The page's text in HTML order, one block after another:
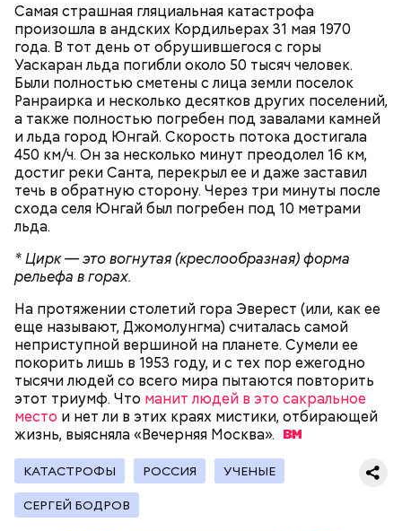
Самая страшная гляциальная катастрофа
произошла в андских Кордильерах 31 мая 1970
года. В тот день от обрушившегося с горы
Уаскаран льда погибли около 50 тысяч человек.
Были полностью сметены с лица земли поселок
Ранраирка и несколько десятков других поселений,
а также полностью погребен под завалами камней
и льда город Юнгай. Скорость потока достигала
450 км/ч. Он за несколько минут преодолел 16 км,
достиг реки Санта, перекрыл ее и даже заставил
течь в обратную сторону. Через три минуты после
схода селя Юнгай был погребен под 10 метрами
льда.
* Цирк — это вогнутая (креслообразная) форма
рельефа в горах.
На протяжении столетий гора Эверест (или, как ее
еще называют, Джомолунгма) считалась самой
неприступной вершиной на планете. Сумели ее
покорить лишь в 1953 году, и с тех пор ежегодно
тысячи людей со всего мира пытаются повторить
этот триумф. Что манит людей в это сакральное
место и нет ли в этих краях мистики, отбирающей
жизнь, выясняла «Вечерняя Москва».
КАТАСТРОФЫ РОССИЯ УЧЕНЫЕ
СЕРГЕЙ БОДРОВ
День воздушных поцелуев отмечается с 1983 года.
В некоторых молодежных заведениях европейских
стран в этот праздник устраиваются
тематические вечеринки и флешмобы. Кроме того,
отпраздновать эту дату можно, отправив
воздушный поцелуй близкому человеку через
социальные сети и мессенджеры.
Праздник любви